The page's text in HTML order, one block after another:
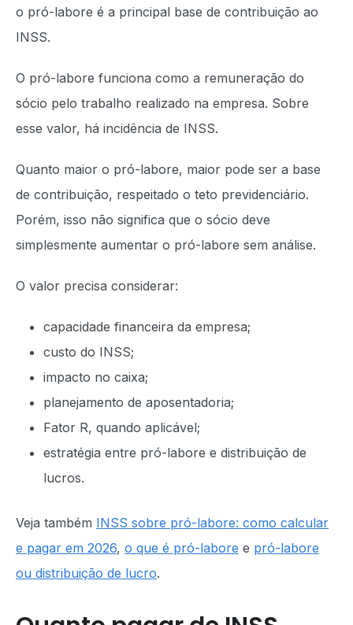
o pró-labore é a principal base de contribuição ao
INSS.
O pró-labore funciona como a remuneração do
sócio pelo trabalho realizado na empresa. Sobre
esse valor, há incidência de INSS.
Quanto maior o pró-labore, maior pode ser a base
de contribuição, respeitado o teto previdenciário.
Porém, isso não significa que o sócio deve
simplesmente aumentar o pró-labore sem análise.
O valor precisa considerar:
capacidade financeira da empresa;
custo do INSS;
impacto no caixa;
planejamento de aposentadoria;
Fator R, quando aplicável;
estratégia entre pró-labore e distribuição de
lucros.
Veja também INSS sobre pró-labore: como calcular
e pagar em 2026, o que é pró-labore e pró-labore
ou distribuição de lucro.